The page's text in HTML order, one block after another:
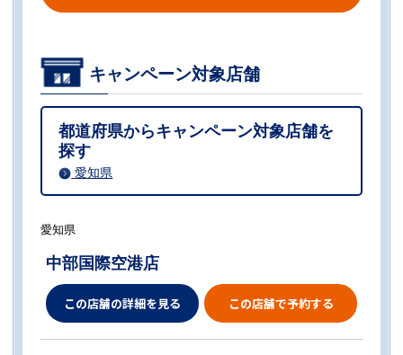
キャンペーン対象店舗
都道府県からキャンペーン対象店舗を
探す
愛知県
愛知県
中部国際空港店
この店舗の詳細を見る この店舗で予約する